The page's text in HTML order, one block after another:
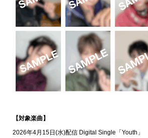
【対象楽曲】
2026年4月15日(水)配信 Digital Single「Youth」